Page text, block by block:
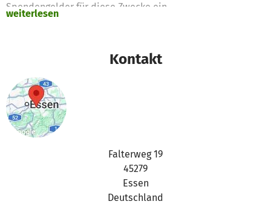
Spendengelder für diese Zwecke ein
weiterlesen
Kontakt
Falterweg 19
45279
Essen
Deutschland